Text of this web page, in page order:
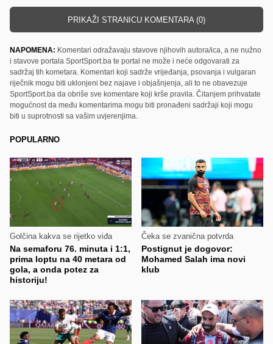
PRIKAŽI STRANICU KOMENTARA (0)
NAPOMENA: Komentari odražavaju stavove njihovih autora/ica, a ne nužno
i stavove portala SportSport.ba te portal ne može i neće odgovarati za
sadržaj tih kometara. Komentari koji sadrže vrijeđanja, psovanja i vulgaran
riječnik mogu biti uklonjeni bez najave i objašnjenja, ali to ne obavezuje
SportSport.ba da obriše sve komentare koji krše pravila. Čitanjem prihvatate
mogućnost da među komentarima mogu biti pronađeni sadržaji koji mogu
biti u suprotnosti sa vašim uvjerenjima.
POPULARNO
Golčina kakva se rijetko viđa
Na semaforu 76. minuta i 1:1,
prima loptu na 40 metara od
gola, a onda potez za
historiju!
Čeka se zvanična potvrda
Postignut je dogovor:
Mohamed Salah ima novi
klub